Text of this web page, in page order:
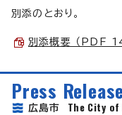
別添のとおり。
別添概要 （PDF
Press
広島市 The City of